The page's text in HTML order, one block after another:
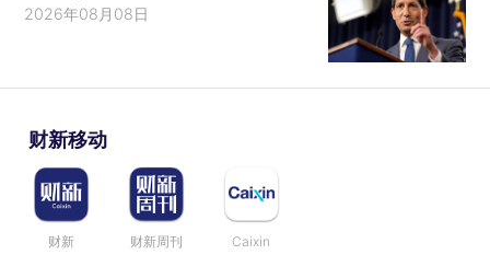
2026年08月08日
财新移动
财新 财新周刊 Caixin